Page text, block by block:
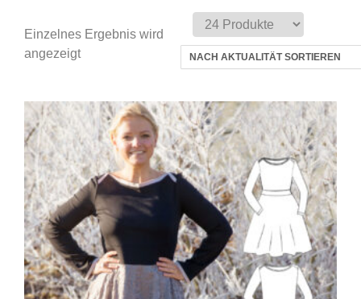
Einzelnes Ergebnis wird
angezeigt